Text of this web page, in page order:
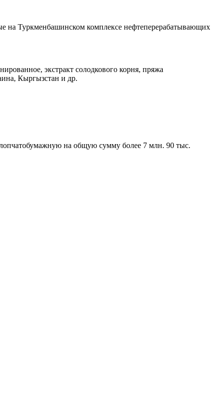
на Туркменбашинском комплексе нефтеперерабатывающих
экстракт солодкового корня, пряжа
Кыргызстан и др.
на общую сумму более 7 млн. 90 тыс.